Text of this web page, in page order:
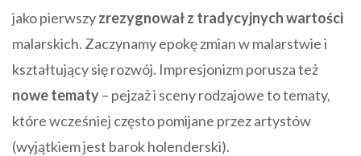
jako pierwszyzrezygnował z tradycyjnych wartości
malarskich. Zaczynamy epokę zmian w malarstwie i
kształtujący się rozwój. Impresjonizm porusza też
nowe tematy– pejzaż i sceny rodzajowe to tematy,
które wcześniej często pomijane przez artystów
(wyjątkiem jest barok holenderski).